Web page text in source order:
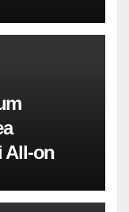
All-on